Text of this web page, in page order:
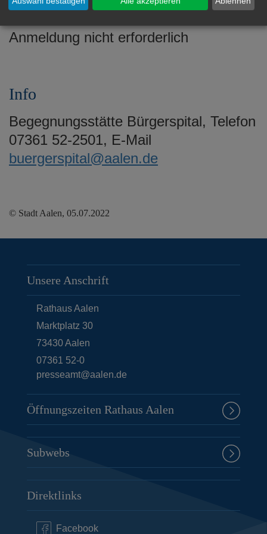
Anmeldung nicht erforderlich
Info
Begegnungsstätte Bürgerspital, Telefon
07361 52-2501, E-Mail
buergerspital@aalen.de
© Stadt Aalen, 05.07.2022
Unsere Anschrift
Rathaus Aalen
Marktplatz 30
73430Aalen
07361 52-0
presseamt@aalen.de
Öffnungszeiten Rathaus Aalen
Subwebs
Direktlinks
Facebook